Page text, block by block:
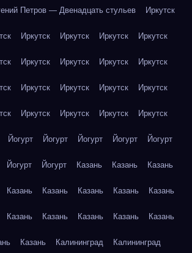
Петров — Двенадцать стульев Иркутск
Иркутск Иркутск Иркутск Иркутск
Иркутск Иркутск Иркутск Иркутск
Иркутск Иркутск Иркутск Иркутск
Иркутск Иркутск Иркутск Иркутск
Йогурт Йогурт Йогурт Йогурт Йогурт
Йогурт Йогурт Казань Казань Казань
Казань Казань Казань Казань Казань
Казань Казань Казань Казань Казань
Казань Калининград Калининград